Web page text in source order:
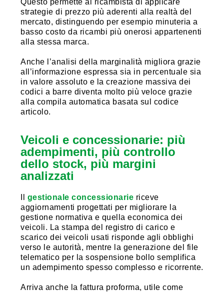
strategie di prezzo più aderenti alla realtà del
mercato, distinguendo per esempio minuteria a
basso costo da ricambi più onerosi appartenenti
alla stessa marca.
Anche l’analisi della marginalità migliora grazie
all’informazione espressa sia in percentuale sia
in valore assoluto e la creazione massiva dei
codici a barre diventa molto più veloce grazie
alla compila automatica basata sul codice
articolo.
Veicoli e concessionarie: più
adempimenti, più controllo
dello stock, più margini
analizzati
gestionale concessionarie riceve
aggiornamenti progettati per migliorare la
gestione normativa e quella economica dei
veicoli. La stampa del registro di carico e
scarico dei veicoli usati risponde agli obblighi
verso le autorità, mentre la generazione del file
telematico per la sospensione bollo semplifica
un adempimento spesso complesso e ricorrente.
Arriva anche la fattura proforma, utile come